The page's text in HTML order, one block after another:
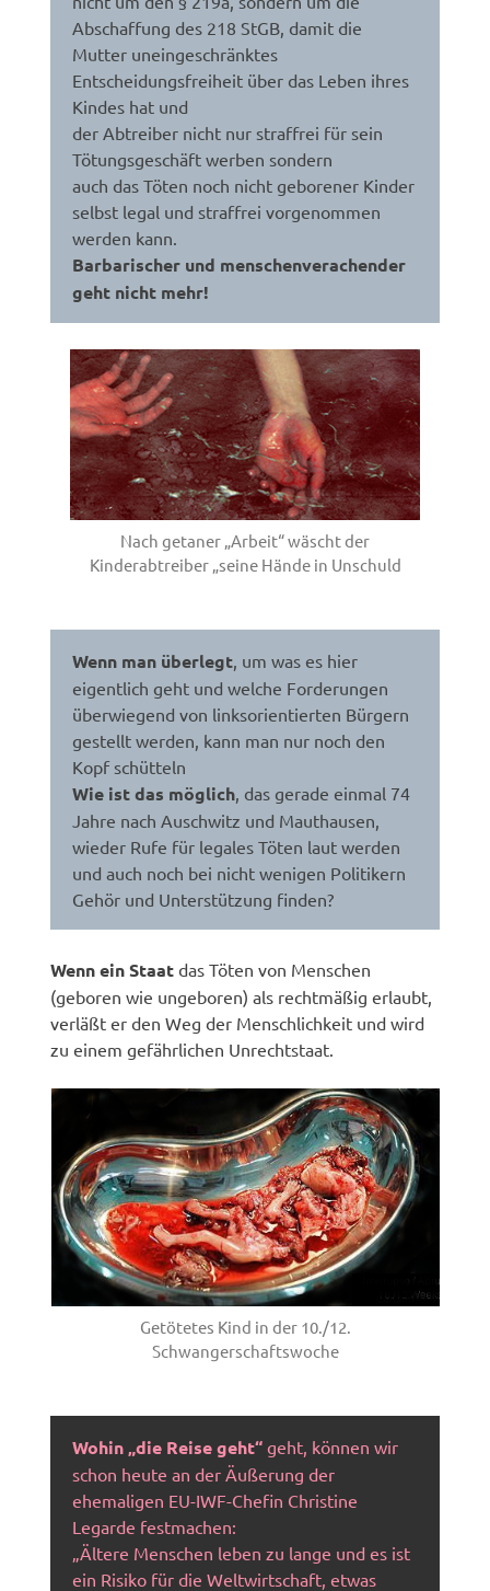
Abschaffung des 218 StGB, damit die
Mutter uneingeschränktes
Entscheidungsfreiheit über das Leben ihres
Kindes hat und
der Abtreiber nicht nur straffrei für sein
Tötungsgeschäft werben sondern
auch das Töten noch nicht geborener Kinder
selbst legal und straffrei vorgenommen
werden kann.
Barbarischer und menschenverachender
geht nicht mehr!
Nach getaner „Arbeit“ wäscht der
Kinderabtreiber „seine Hände in Unschuld
Wenn man überlegt , um was es hier
eigentlich geht und welche Forderungen
überwiegend von linksorientierten Bürgern
gestellt werden, kann man nur noch den
Kopf schütteln
Wie ist das möglich , das gerade einmal 74
Jahre nach Auschwitz und Mauthausen,
wieder Rufe für legales Töten laut werden
und auch noch bei nicht wenigen Politikern
Gehör und Unterstützung finden?
Wenn ein Staat das Töten von Menschen
(geboren wie ungeboren) als rechtmäßig erlaubt,
verläßt er den Weg der Menschlichkeit und wird
zu einem gefährlichen Unrechtstaat.
Getötetes Kind in der 10./12.
Schwangerschaftswoche
Wohin „die Reise geht“ geht, können wir
schon heute an der Äußerung der
ehemaligen EU-IWF-Chefin Christine
Legarde festmachen:
„Ältere Menschen leben zu lange und es ist
ein Risiko für die Weltwirtschaft, etwas